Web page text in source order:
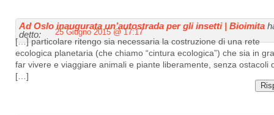
Ad Oslo inaugurata un’autostrada per gli insetti | Bioimita
detto:
25 Giugno 2015 @ 17:17
[…] particolare ritengo sia necessaria la costruzione di una rete
ecologica planetaria (che chiamo “cintura ecologica”) che sia in
far vivere e viaggiare animali e piante liberamente, senza ostacoli
[…]